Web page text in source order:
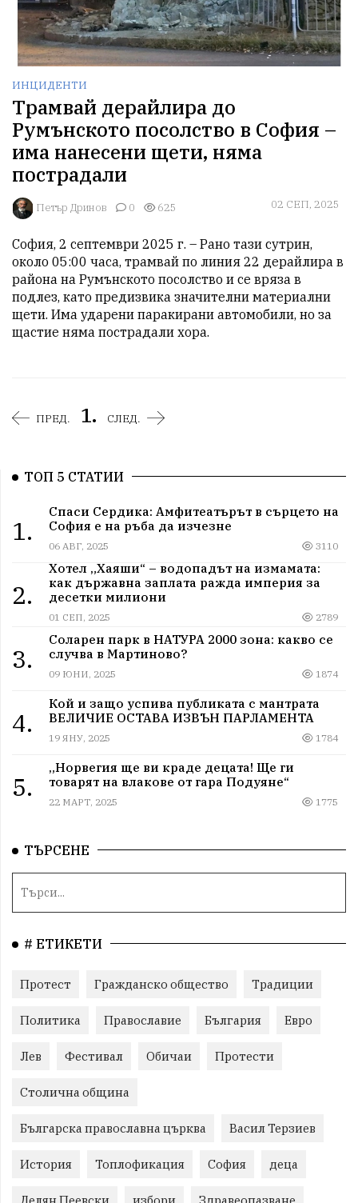
ИНЦИДЕНТИ
Трамвай дерайлира до
Румънското посолство в София –
има нанесени щети, няма
пострадали
Петър Дринов 0 625 02 СЕП, 2025
София, 2 септември 2025 г. – Рано тази сутрин,
около 05:00 часа, трамвай по линия 22 дерайлира в
района на Румънското посолство и се вряза в
подлез, като предизвика значителни материални
щети. Има ударени паракирани автомобили, но за
щастие няма пострадали хора.
ПРЕД. 1. СЛЕД.
ТОП 5 СТАТИИ
1.
Спаси Сердика: Амфитеатърът в сърцето на
София е на ръба да изчезне
06 АВГ, 2025 3110
2.
Хотел „Хаяши“ – водопадът на измамата:
как държавна заплата ражда империя за
десетки милиони
01 СЕП, 2025 2789
3.
Соларен парк в НАТУРА 2000 зона: какво се
случва в Мартиново?
09 ЮНИ, 2025 1874
4.
Кой и защо успива публиката с мантрата
ВЕЛИЧИЕ ОСТАВА ИЗВЪН ПАРЛАМЕНТА
19 ЯНУ, 2025 1784
5.
„Норвегия ще ви краде децата! Ще ги
товарят на влакове от гара Подуяне“
22 МАРТ, 2025 1775
ТЪРСЕНЕ
# ЕТИКЕТИ
Протест Гражданско общество Традиции
Политика Православие България Евро
Лев Фестивал Обичаи Протести
Столична община
Българска православна църква Васил Терзиев
История Топлофикация София деца